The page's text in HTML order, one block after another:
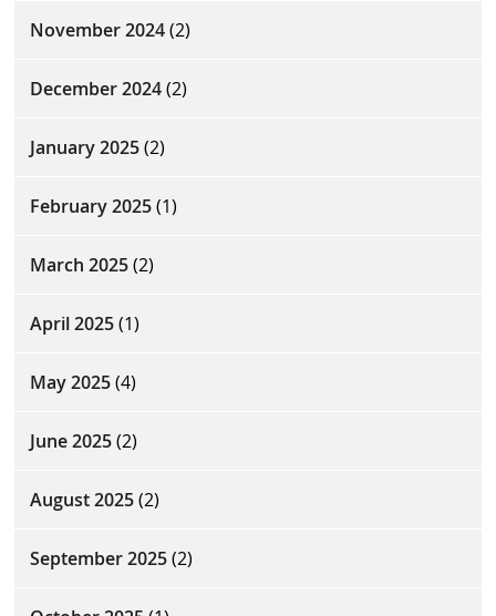
November 2024(2)
December 2024(2)
January 2025(2)
February 2025(1)
March 2025(2)
April 2025(1)
May 2025(4)
June 2025(2)
August 2025(2)
September 2025(2)